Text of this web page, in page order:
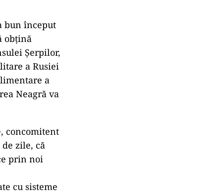
bun început
obțină
Șerpilor,
a Rusiei
a
Neagră va
concomitent
zile, că
prin noi
cu sisteme